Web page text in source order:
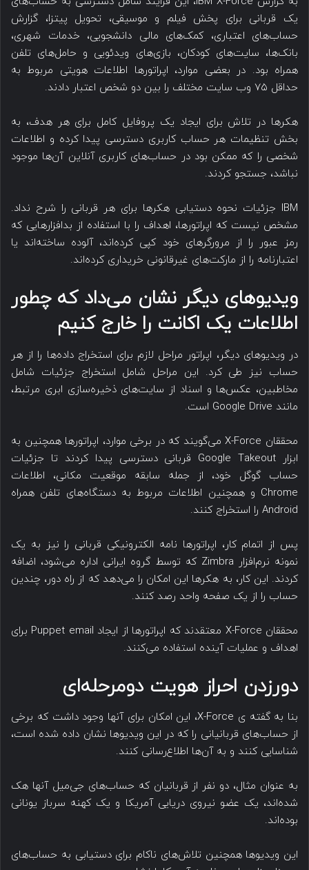
یک قربانی برای پخش فیلم و موسیقی، تحویل پیتزا، گزارش
حساب‌های اعتباری، کمک‌های مالی دانشجویی، خدمات شهری،
بانک‌ها، سایت‌های کودکان، بازی‌های ویدئویی و حامل‌های تلفن
همراه بود. در بعضی موارد، اپراتورها اطلاعات هویتی مربوط به
حداقل ۷۵ وب سایت مختلف را بین دو شخص اعتبار دادند.
هکرها در تلاش برای ایجاد یک پروفایل کامل برای هر هدف، به
بخش تنظیمات هر حساب کاربری دسترسی پیدا کرده و اطلاعات
شخصی را که ممکن بود در حساب‌های کاربری آنلاین آن‌ها موجود
نباشد، جستجو کردند.
IBM جزئیات نحوه دستیابی هکرها برای هر قربانی را شرح نداد.
مشخص نیست که اپراتورها، اهداف را با استفاده از بدافزارهایی که
رمز عبور را از مرورگرهای خود کپی کرده‌اند، آلوده ساخته‌اند یا
اعتبارنامه را از مارکت‌های غیرقانونی خریداری کرده‌اند.
ویدیو‌های دیگر نشان می‌داد که چطور
اطلاعات یک اکانت را خارج کنیم
در ویدیوهای دیگر، اپراتور مراحل لازم برای استخراج داده‌ها را از هر
حساب نیز طی کرد. این مراحل شامل استخراج جزئیات شامل
مخاطبین، عکس‌ها و اسناد از سایت‌های ذخیره‌سازی ابری مرتبط،
مانند Google Drive است.
محققان X-Force می‌گویند که در برخی موارد، اپراتورها همچنین به
ابزار Google Takeout قربانی دسترسی پیدا کردند تا جزئیات
حساب گوگل خود، از جمله سابقه موقعیت مکانی، اطلاعات
Chrome و همچنین اطلاعات مربوط به دستگاه‌های تلفن همراه
Android را استخراج کنند.
پس از اتمام کار، اپراتورها نامه الکترونیکی قربانی را نیز به یک
نمونه نرم‌افزار Zimbra که توسط گروه ایرانی اداره می‌شود، اضافه
کردند. این کار، به هکرها این امکان را می‌دهد که از راه دور، چندین
حساب را از یک صفحه واحد رصد کنند.
محققان X-Force معتقدند که اپراتورها از ایجاد Puppet email برای
اهداف و عملیات آینده استفاده می‌کنند.
دورزدن احراز هویت دومرحله‌ای
بنا به گفته ی X-Force، این امکان برای آنها وجود داشت که برخی
از حساب‌های قربانیانی را که در این ویدیو‌ها نشان داده شده است،
شناسایی کنند و به آن‌ها اطلاع‌رسانی کنند.
به عنوان مثال، دو نفر از قربانیان که حساب‌های جی‌میل آنها هک
شده‌اند، یک عضو نیروی دریایی آمریکا و یک کهنه سرباز یونانی‌
بوده‌اند.
این ویدیوها همچنین تلاش‌های ناکام برای دستیابی به حساب‌های